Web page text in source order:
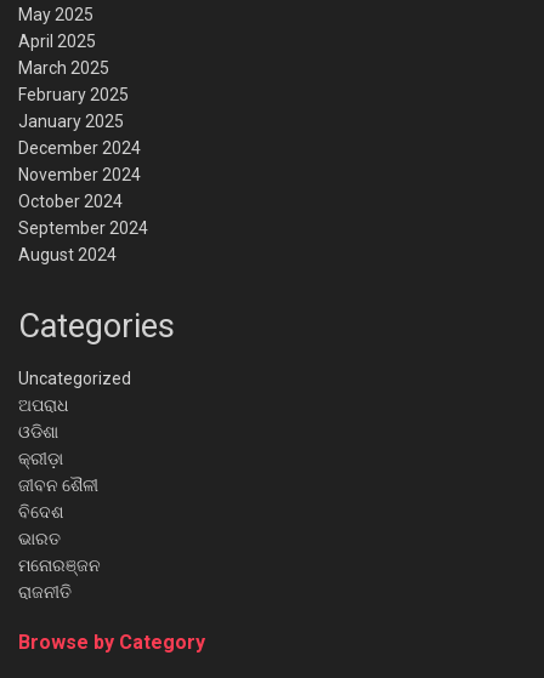
May 2025
April 2025
March 2025
February 2025
January 2025
December 2024
November 2024
October 2024
September 2024
August 2024
Categories
Uncategorized
ଅପରାଧ
ଓଡିଶା
କ୍ରୀଡ଼ା
ଜୀବନ ଶୈଳୀ
ବିଦେଶ
ଭାରତ
ମନୋରଞ୍ଜନ
ରାଜନୀତି
Browse by Category